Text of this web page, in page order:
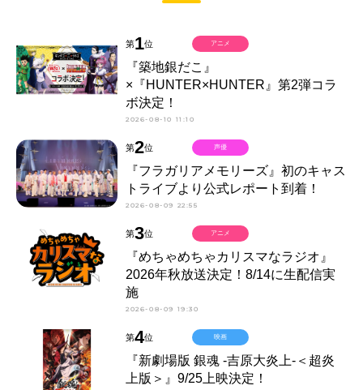
第1位
『築地銀だこ』
×『HUNTER×HUNTER』第2弾コラ
ボ決定！
2026-08-10 11:10
アニメ
第2位
『フラガリアメモリーズ』初のキャス
トライブより公式レポート到着！
2026-08-09 22:55
声優
第3位
『めちゃめちゃカリスマなラジオ』
2026年秋放送決定！8/14に生配信実
施
2026-08-09 19:30
アニメ
第4位
『新劇場版 銀魂 -吉原大炎上-＜超炎
上版＞』9/25上映決定！
映画